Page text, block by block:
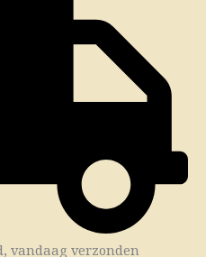
vandaag verzonden